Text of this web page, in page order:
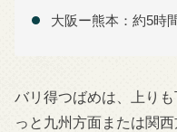
大阪ー熊本：約5時
バリ得つばめは、上り
っと九州方面または関